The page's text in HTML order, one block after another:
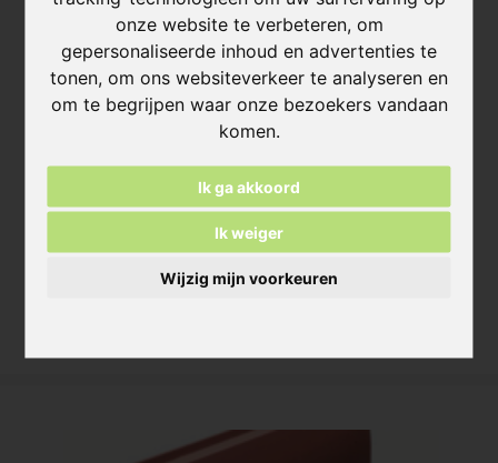
onze website te verbeteren, om
gepersonaliseerde inhoud en advertenties te
tonen, om ons websiteverkeer te analyseren en
om te begrijpen waar onze bezoekers vandaan
komen.
Ik ga akkoord
Ik weiger
Wijzig mijn voorkeuren
FSL 3/28
min. 1000 m²